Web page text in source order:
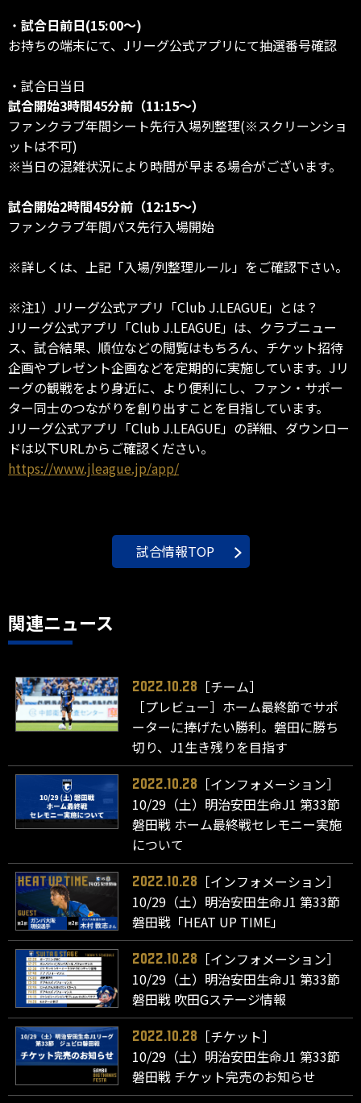
・ 試合日前日(15:00～)
お持ちの端末にて、Jリーグ公式アプリにて抽選番号確認
・試合日当日
試合開始3時間45分前（11:15～）
ファンクラブ年間シート先行入場列整理(※スクリーンショ
ットは不可)
※当日の混雑状況により時間が早まる場合がございます。
試合開始2時間45分前（12:15～）
ファンクラブ年間パス先行入場開始
※詳しくは、上記「入場/列整理ルール」をご確認下さい。
※注1）Jリーグ公式アプリ「Club J.LEAGUE」とは？
Jリーグ公式アプリ「Club J.LEAGUE」は、クラブニュー
ス、試合結果、順位などの閲覧はもちろん、チケット招待
企画やプレゼント企画などを定期的に実施しています。Jリ
ーグの観戦をより身近に、より便利にし、ファン・サポー
ター同士のつながりを創り出すことを目指しています。
Jリーグ公式アプリ「Club J.LEAGUE」の詳細、ダウンロー
ドは以下URLからご確認ください。
https://www.jleague.jp/app/
試合情報TOP
関連ニュース
2022.10.28
［チーム］
［プレビュー］ホーム最終節でサポ
ーターに捧げたい勝利。磐田に勝ち
切り、J1生き残りを目指す
2022.10.28
［インフォメーション］
10/29（土）明治安田生命J1 第33節
磐田戦 ホーム最終戦セレモニー実施
について
2022.10.28
［インフォメーション］
10/29（土）明治安田生命J1 第33節
磐田戦「HEAT UP TIME」
2022.10.28
［インフォメーション］
10/29（土）明治安田生命J1 第33節
磐田戦 吹田Gステージ情報
2022.10.28
［チケット］
10/29（土）明治安田生命J1 第33節
磐田戦 チケット完売のお知らせ